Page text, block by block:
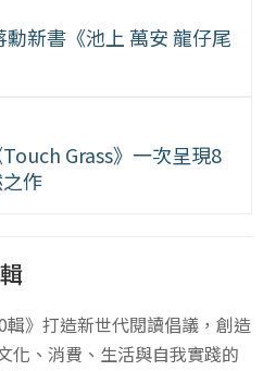
新書《池上 萬安 龍仔尾
Grass》一次呈現8
作
輯》打造新世代閱讀倡議，創造
化、消費、生活與自我實踐的